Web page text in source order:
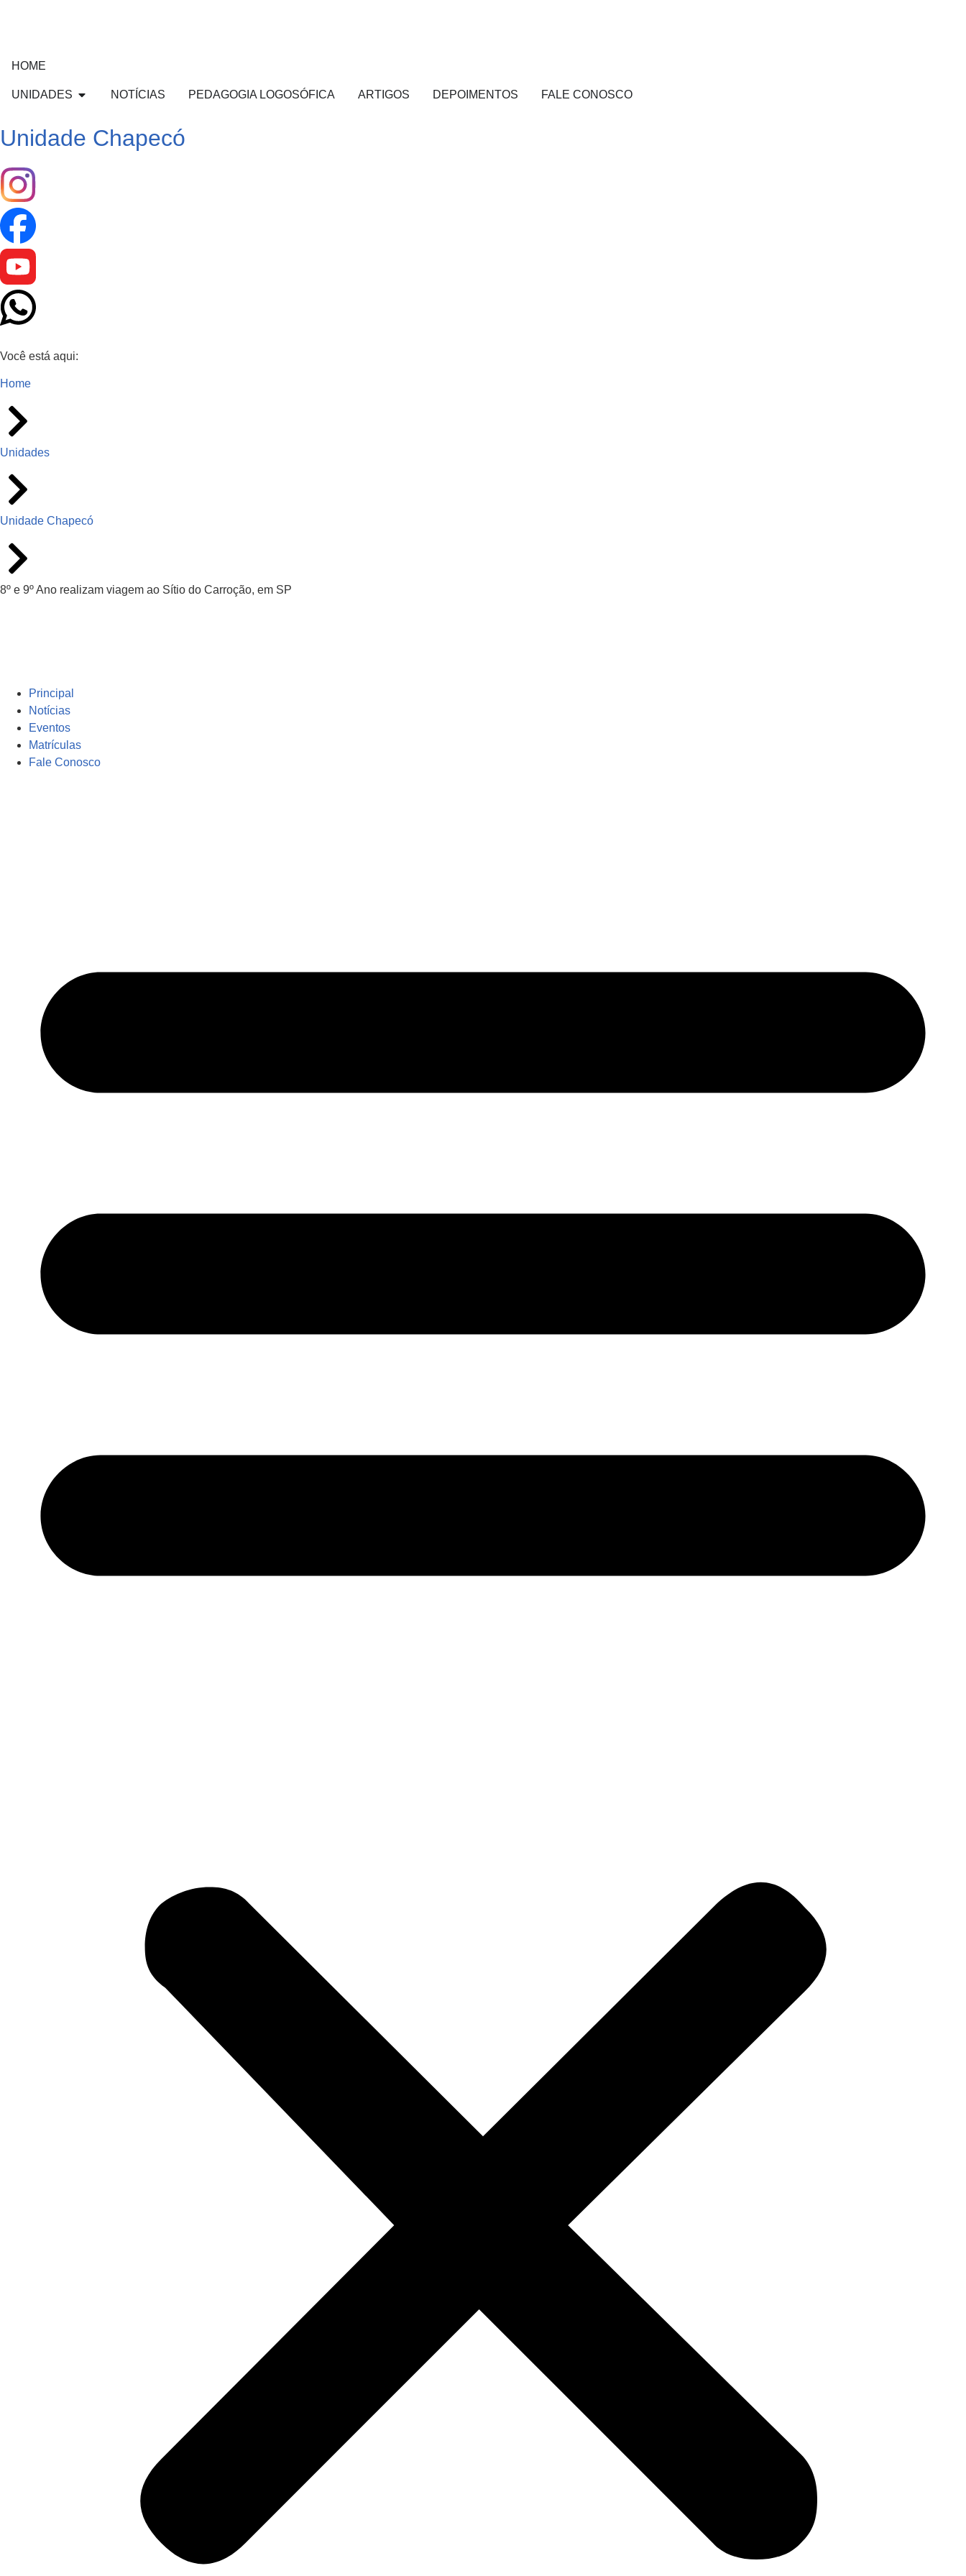
HOME
UNIDADES NOTÍCIAS PEDAGOGIA LOGOSÓFICA ARTIGOS DEPOIMENTOS FALE CONOSCO
Unidade Chapecó
Você está aqui:
Home
Unidades
Unidade Chapecó
8º e 9º Ano realizam viagem ao Sítio do Carroção, em SP
Principal
Notícias
Eventos
Matrículas
Fale Conosco